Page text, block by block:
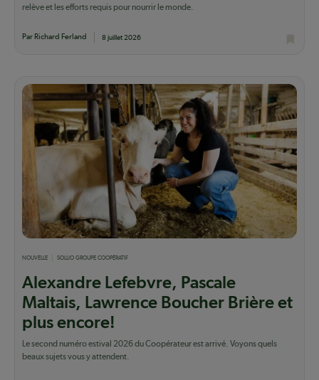
relève et les efforts requis pour nourrir le monde.
Par Richard Ferland 8 juillet 2026
NOUVELLE SOLLIO GROUPE COOPÉRATIF
Alexandre Lefebvre, Pascale
Maltais, Lawrence Boucher Brière et
plus encore!
Le second numéro estival 2026 du Coopérateur est arrivé. Voyons quels
beaux sujets vous y attendent.